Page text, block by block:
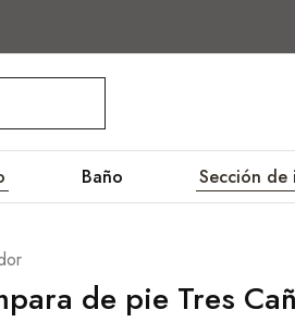
Baño Sección de
de pie Tres